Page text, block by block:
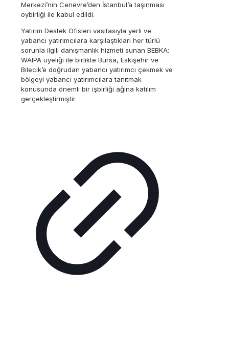
Merkezi’nin Cenevre’den İstanbul’a taşınması
oybirliği ile kabul edildi.
Yatırım Destek Ofisleri vasıtasıyla yerli ve
yabancı yatırımcılara karşılaştıkları her türlü
sorunla ilgili danışmanlık hizmeti sunan BEBKA;
WAIPA üyeliği ile birlikte Bursa, Eskişehir ve
Bilecik’e doğrudan yabancı yatırımcı çekmek ve
bölgeyi yabancı yatırımcılara tanıtmak
konusunda önemli bir işbirliği ağına katılım
gerçekleştirmiştir.